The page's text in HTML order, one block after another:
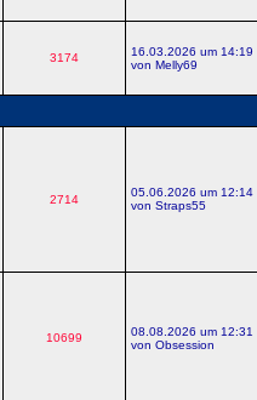
3174
16.03.2026 um 14:19
von Melly69
2714
05.06.2026 um 12:14
von Straps55
10699
08.08.2026 um 12:31
von Obsession